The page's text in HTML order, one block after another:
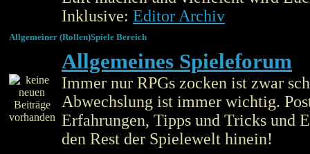
Inklusive: Editor Archiv
Allgemeiner (Rollen)Spiele Bereich
Allgemeines Spieleforum
Immer nur RPGs zocken ist zwar
Abwechslung ist immer wichtig.
Erfahrungen, Tipps und Tricks und
den Rest der Spielewelt hinein!